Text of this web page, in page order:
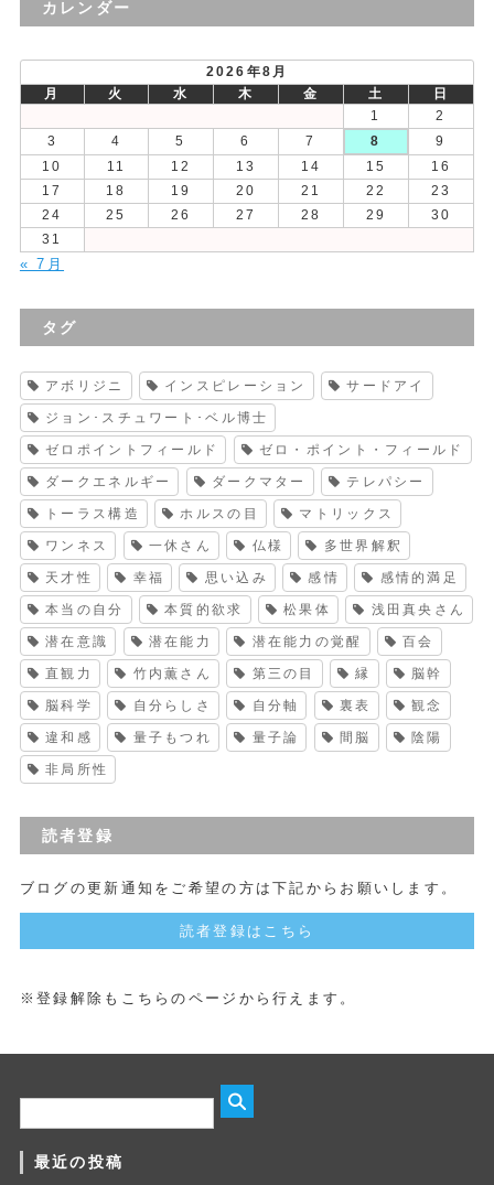
カレンダー
2026年8月
月
火 水 木 金 土
日
1
2
3
4 5 6 7 8
9
10
11 12 13 14 15
16
17
18 19 20 21 22
23
24
25 26 27 28 29
30
31
« 7月
タグ
アボリジニ インスピレーション サードアイ
ジョン･スチュワート･ベル博士
ゼロポイントフィールド ゼロ・ポイント・フィールド
ダークエネルギー ダークマター テレパシー
トーラス構造 ホルスの目 マトリックス
ワンネス 一休さん 仏様 多世界解釈
天才性 幸福 思い込み 感情 感情的満足
本当の自分 本質的欲求 松果体 浅田真央さん
潜在意識 潜在能力 潜在能力の覚醒 百会
直観力 竹内薫さん 第三の目 縁 脳幹
脳科学 自分らしさ 自分軸 裏表 観念
違和感 量子もつれ 量子論 間脳 陰陽
非局所性
読者登録
ブログの更新通知をご希望の方は下記からお願いします。
読者登録はこちら
※登録解除もこちらのページから行えます。
最近の投稿